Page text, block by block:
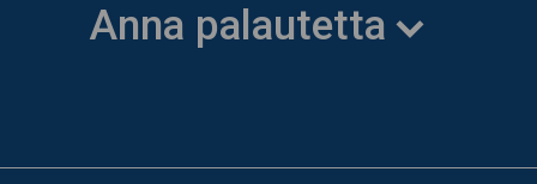
Anna palautetta